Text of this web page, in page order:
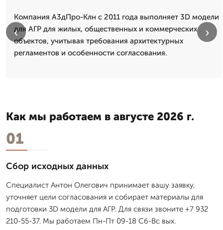
Компания А3дПро-Клн с 2011 года выполняет 3D модели
для АГР для жилых, общественных и коммерческих
объектов, учитывая требования архитектурных
регламентов и особенности согласования.
‹ ›
Как мы работаем в августе 2026 г.
01
Сбор исходных данных
Специалист Антон Олегович принимает вашу заявку,
уточняет цели согласования и собирает материалы для
подготовки 3D модели для АГР. Для связи звоните +7 932
210-55-37. Мы работаем Пн-Пт 09-18 Сб-Вс вых.